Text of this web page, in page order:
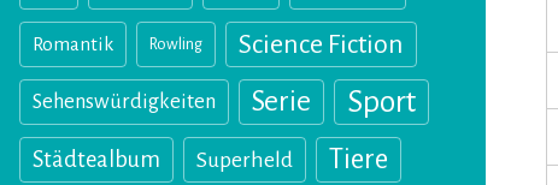
Romantik Rowling Science Fiction
Sehenswürdigkeiten Serie Sport
Städtealbum Superheld Tiere